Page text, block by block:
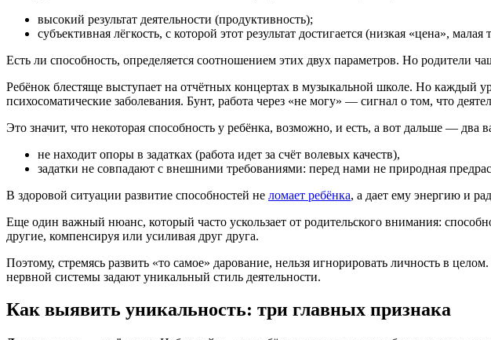
высокий результат деятельности (продуктивность);
субъективная лёгкость, с которой этот результат достигается (низкая «цена», малая
Есть ли способность, определяется соотношением этих двух параметров. Но родители
Ребёнок блестяще выступает на отчётных концертах в музыкальной школе. Но каждый
психосоматические заболевания. Бунт, работа через «не могу» — сигнал о том, что
Это значит, что некоторая способность у ребёнка, возможно, и есть, а вот дальше — два
не находит опоры в задатках (работа идет за счёт волевых качеств),
задатки не совпадают с внешними требованиями: перед нами не природная
В здоровой ситуации развитие способностей не ломает ребёнка, а дает ему энергию и
Еще один важный нюанс, который часто ускользает от родительского внимания:
другие, компенсируя или усиливая друг друга.
Поэтому, стремясь развить «то самое» дарование, нельзя игнорировать личность в
нервной системы задают уникальный стиль деятельности.
Как выявить уникальность: три главных признака